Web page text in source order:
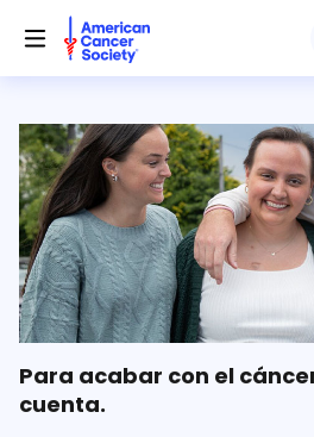
hacia
contenido
Para acabar con el
cuenta.